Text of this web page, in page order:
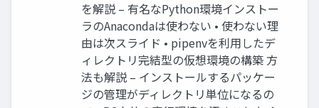
を解説 – 有名なPython環境インストー
ラのAnacondaは使わない • 使わない理
由は次スライド • pipenvを利用したデ
ィレクトリ完結型の仮想環境の構築 方
法も解説 – インストールするパッケー
ジの管理がディレクトリ単位になるの